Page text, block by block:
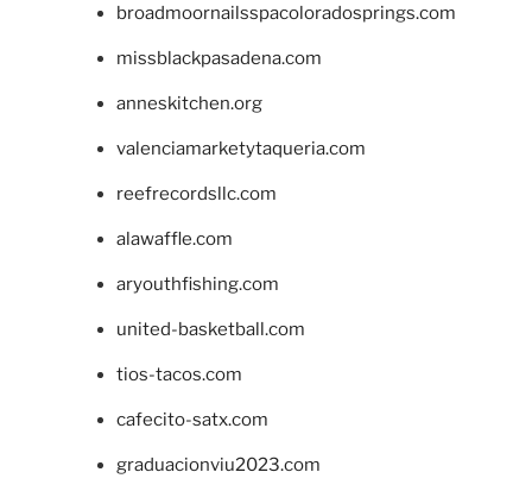
broadmoornailsspacoloradosprings.com
missblackpasadena.com
anneskitchen.org
valenciamarketytaqueria.com
reefrecordsllc.com
alawaffle.com
aryouthfishing.com
united-basketball.com
tios-tacos.com
cafecito-satx.com
graduacionviu2023.com